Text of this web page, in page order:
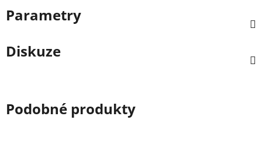
Parametry
Diskuze
Podobné produkty